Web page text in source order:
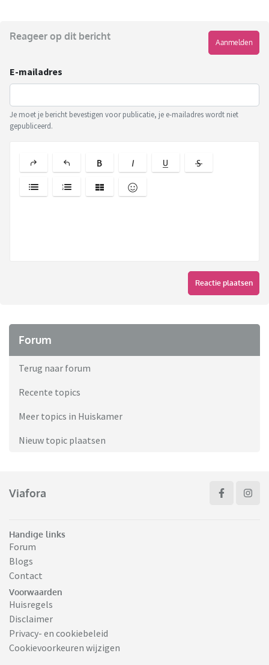
Reageer op dit bericht
Aanmelden
E-mailadres
Je moet je bericht bevestigen voor publicatie, je e-mailadres wordt niet
gepubliceerd.
Reactie plaatsen
Forum
Terug naar forum
Recente topics
Meer topics in Huiskamer
Nieuw topic plaatsen
Viafora
Handige links
Forum
Blogs
Contact
Voorwaarden
Huisregels
Disclaimer
Privacy- en cookiebeleid
Cookievoorkeuren wijzigen